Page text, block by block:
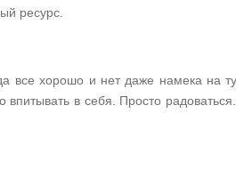
ресурс.
все хорошо и нет даже намека на
в себя. Просто